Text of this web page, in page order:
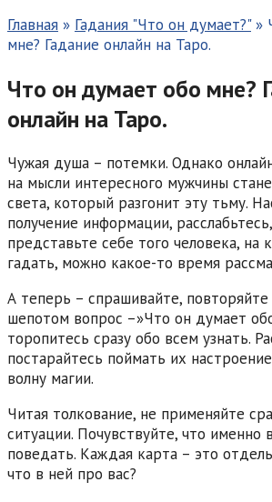
Главная » Гадания "Что он думает?" »
мне? Гадание онлайн на Таро.
Что он думает обо мне?
онлайн на Таро.
Чужая душа – потемки. Однако
на мысли интересного мужчины
света, который разгонит эту тьму.
получение информации,
представьте себе того человека, на
гадать, можно какое-то время
А теперь – спрашивайте,
шепотом вопрос –»Что он думает
торопитесь сразу обо всем узнать.
постарайтесь поймать их
волну магии.
Читая толкование, не применяйте
ситуации. Почувствуйте, что именно
поведать. Каждая карта – это
что в ней про вас?